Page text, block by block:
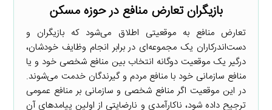
بازیگران تعارض منافع در حوزه مسکن
تعارض منافع به موقعیتی اطلاق می‌شود که بازیگران و
دست‌اندرکاران یک مجموعه‌ای در برابر انجام وظایف خودشان،
درگیر یک موقعیت دوگانه انتخاب بین منافع شخصی خود و یا
منافع سازمانی خود با منافع مردم و گیرندگان خدمت می‌شوند.
در این موقعیت اگر منافع شخصی و سازمانی بر منافع عمومی
ترجیح داده شود، ناکارآمدی و نارضایتی از اولین پیامدهای آن